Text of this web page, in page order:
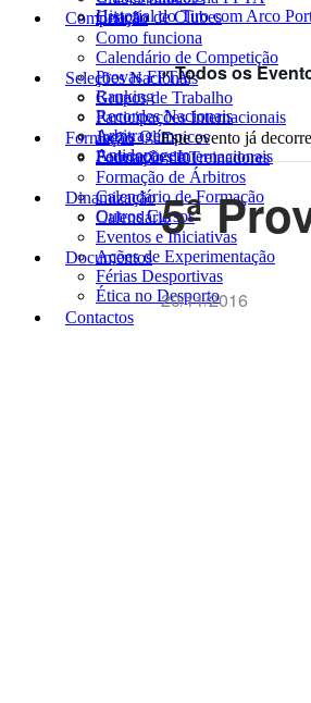
Historial do Tiro com Arco
Criação de Clubes
Competição
Como funciona
Calendário de Competição
Provas FPTA
Ranking
Recordes Nacionais
Arbitragem
Antidopagem
Seleções Nacionais
Grupos de Trabalho
Participações Internacionais
Jogos Olímpicos
Federações Internacionais
Formação
Formação de Treinadores
Formação de Árbitros
Calendário de Formação
Outros Cursos
Dinamização
Calendário
Eventos e Iniciativas
Ações de Experimentação
Férias Desportivas
Ética no Desporto
Documentos
Contactos
« Todos os
Este evento já
5ª
20/11/2016